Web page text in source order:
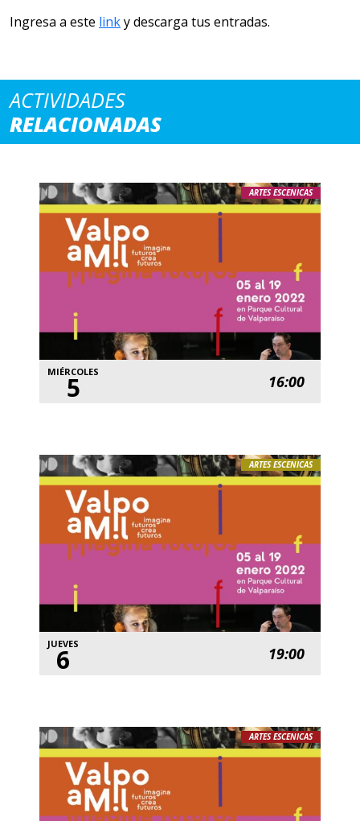
Ingresa a este linky descarga tus entradas.
ACTIVIDADES
RELACIONADAS
ARTES ESCENICAS
MIÉRCOLES
5 16:00
ARTES ESCENICAS
JUEVES
6 19:00
ARTES ESCENICAS